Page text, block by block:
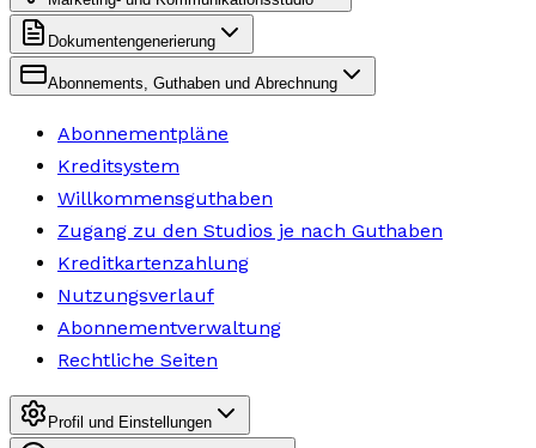
Dokumentengenerierung
Abonnements, Guthaben und Abrechnung
Abonnementpläne
Kreditsystem
Willkommensguthaben
Zugang zu den Studios je nach Guthaben
Kreditkartenzahlung
Nutzungsverlauf
Abonnementverwaltung
Rechtliche Seiten
Profil und Einstellungen